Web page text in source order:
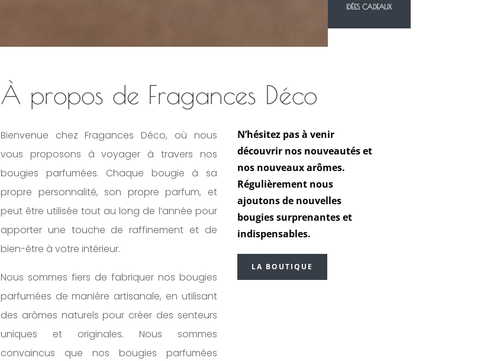
IDÉES CADEAUX
À propos de Fragances Déco
Bienvenue chez Fragances Déco, où nous
vous proposons à voyager à travers nos
bougies parfumées. Chaque bougie à sa
propre personnalité, son propre parfum, et
peut être utilisée tout au long de l’année pour
apporter une touche de raffinement et de
bien-être à votre intérieur.
Nous sommes fiers de fabriquer nos bougies
parfumées de manière artisanale, en utilisant
des arômes naturels pour créer des senteurs
uniques et originales. Nous sommes
convaincus que nos bougies parfumées
N’hésitez pas à venir
découvrir nos nouveautés et
nos nouveaux arômes.
Régulièrement nous
ajoutons de nouvelles
bougies surprenantes et
indispensables.
LA BOUTIQUE